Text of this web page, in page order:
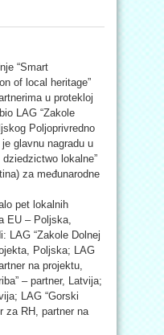
“Smart
of local heritage”
u protekloj
LAG “Zakole
Poljoprivredno
glavnu nagradu u
dziedzictwo lokalne”
za međunarodne
pet lokalnih
EU – Poljska,
LAG “Zakole Dolnej
Poljska; LAG
na projektu,
– partner, Latvija;
LAG “Gorski
za RH, partner na